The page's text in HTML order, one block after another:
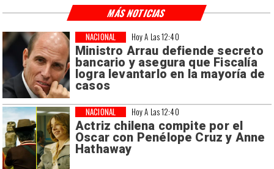
Hoy A Las 12:40
Ministro Arrau defiende secreto
bancario y asegura que Fiscalía
logra levantarlo en la mayoría de
casos
NACIONAL
Hoy A Las 12:40
Actriz chilena compite por el
Oscar con Penélope Cruz y Anne
Hathaway
NACIONAL
MÁS NOTICIAS